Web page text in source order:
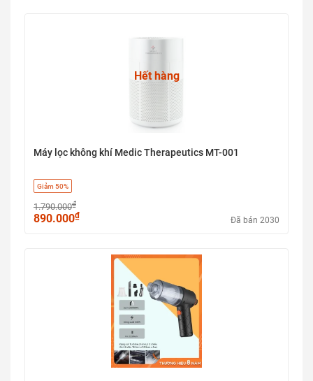
Hết hàng
Máy lọc không khí Medic Therapeutics MT-001
Giảm 50%
1.790.000₫
890.000₫ Đã bán 2030